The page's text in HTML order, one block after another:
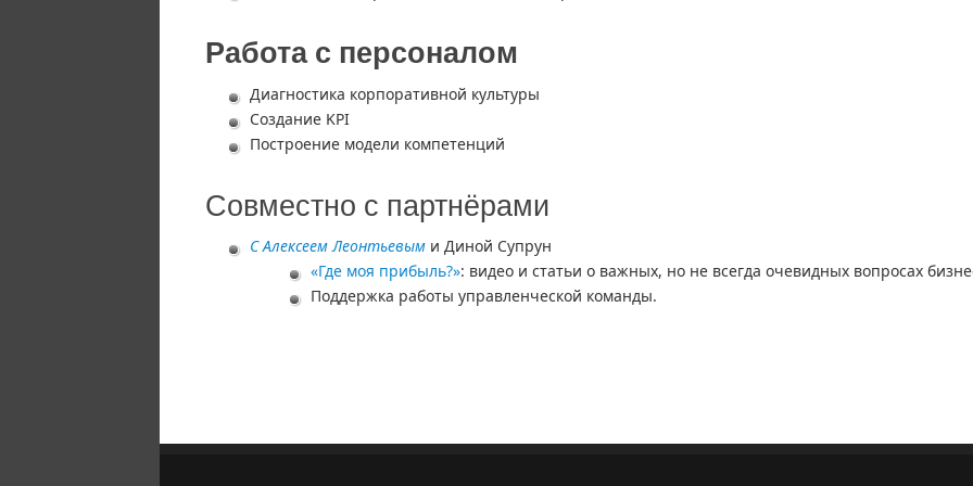
Работа с персоналом
Диагностика корпоративной культуры
Создание KPI
Построение модели компетенций
Совместно с партнёрами
С Алексеем Леонтьевым и Диной Супрун
«Где моя прибыль?»: видео и статьи о важных, но не всегда очевидных вопросах
Поддержка работы управленческой команды.